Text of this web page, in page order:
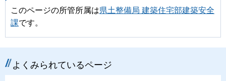
このページの所管所属は県土整備局 建築住宅部建築安全
課です。
よくみられているページ